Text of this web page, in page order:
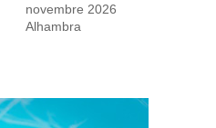
novembre 2026
Alhambra